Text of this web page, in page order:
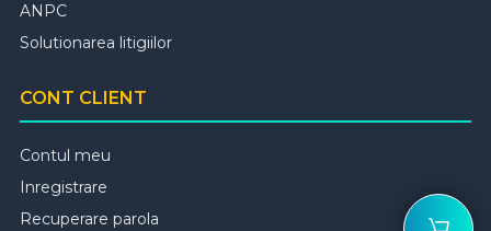
ANPC
Solutionarea litigiilor
CONT CLIENT
Contul meu
Inregistrare
Recuperare parola